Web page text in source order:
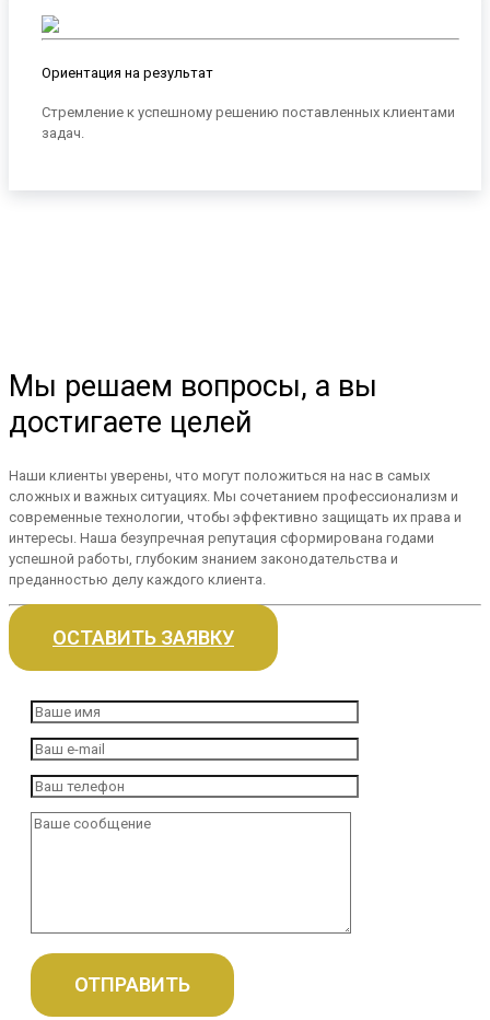
Ориентация на результат
Стремление к успешному решению поставленных клиентами
задач.
Мы решаем вопросы, а вы
достигаете целей
Наши клиенты уверены, что могут положиться на нас в самых
сложных и важных ситуациях. Мы сочетанием профессионализм и
современные технологии, чтобы эффективно защищать их права и
интересы. Наша безупречная репутация сформирована годами
успешной работы, глубоким знанием законодательства и
преданностью делу каждого клиента.
ОСТАВИТЬ ЗАЯВКУ